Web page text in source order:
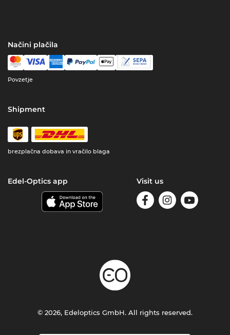
Načini plačila
Povzetje
Shipment
brezplačna dobava in vračilo blaga
Edel-Optics app Visit us
© 2026, Edeloptics GmbH. All rights reserved.